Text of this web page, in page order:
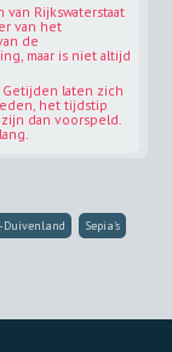
Rijkswaterstaat
van het
de
maar is niet altijd
laten zich
het tijdstip
dan voorspeld.
Duivenland
Sepia's